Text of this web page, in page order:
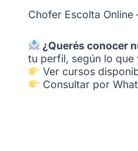
Chofer Escolta Online
¿Querés conocer
tu perfil, según lo que
Ver cursos
Consultar por